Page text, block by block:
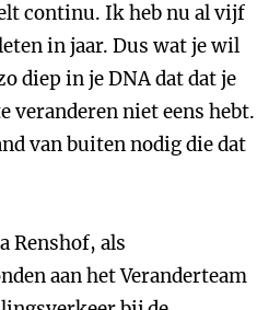
continu. Ik heb nu al vijf
in jaar. Dus wat je wil
diep in je DNA dat dat je
veranderen niet eens hebt.
van buiten nodig die dat
Renshof, als
aan het Veranderteam